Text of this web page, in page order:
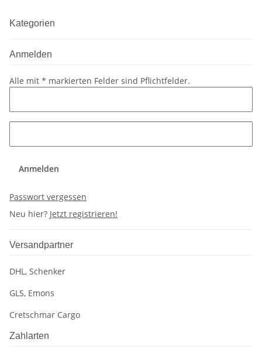
Kategorien
Anmelden
Alle mit * markierten Felder sind Pflichtfelder.
Anmelden
Passwort vergessen
Neu hier? Jetzt registrieren!
Versandpartner
DHL, Schenker
GLS, Emons
Cretschmar Cargo
Zahlarten